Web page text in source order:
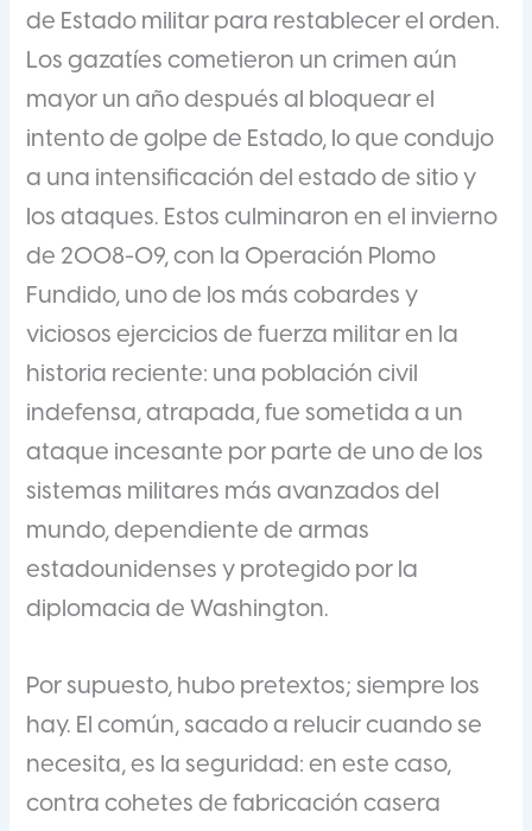
de Estado militar para restablecer el orden.
Los gazatíes cometieron un crimen aún
mayor un año después al bloquear el
intento de golpe de Estado, lo que condujo
a una intensificación del estado de sitio y
los ataques. Estos culminaron en el invierno
de 2008-09, con la Operación Plomo
Fundido, uno de los más cobardes y
viciosos ejercicios de fuerza militar en la
historia reciente: una población civil
indefensa, atrapada, fue sometida a un
ataque incesante por parte de uno de los
sistemas militares más avanzados del
mundo, dependiente de armas
estadounidenses y protegido por la
diplomacia de Washington.
Por supuesto, hubo pretextos; siempre los
hay. El común, sacado a relucir cuando se
necesita, es la seguridad: en este caso,
contra cohetes de fabricación casera